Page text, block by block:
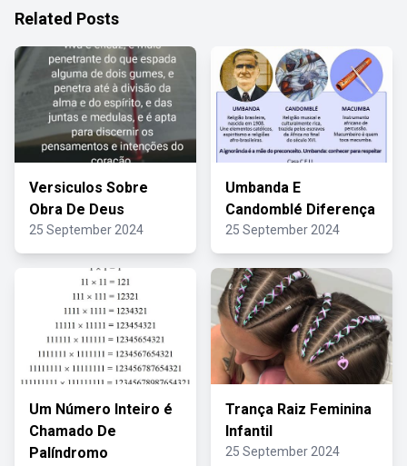
Related Posts
Versiculos Sobre
Obra De Deus
25 September 2024
Umbanda E
Candomblé Diferença
25 September 2024
Um Número Inteiro é
Chamado De
Palíndromo
Trança Raiz Feminina
Infantil
25 September 2024